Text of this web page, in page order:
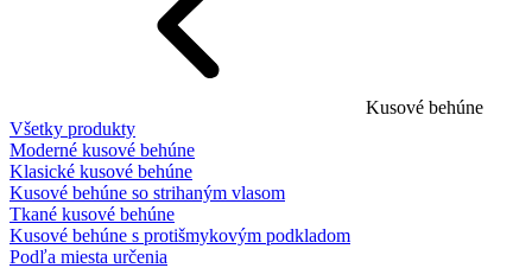
Kusové behúne
Všetky produkty
Moderné kusové behúne
Klasické kusové behúne
Kusové behúne so strihaným vlasom
Tkané kusové behúne
Kusové behúne s protišmykovým podkladom
Podľa miesta určenia